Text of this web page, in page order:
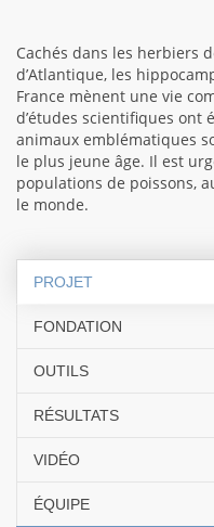
Cachés dans les herbiers
d’Atlantique, les
France mènent une vie
d’études scientifiques ont
animaux emblématiques
le plus jeune âge. Il est
populations de poissons,
le monde.
PROJET
FONDATION
OUTILS
RÉSULTATS
VIDÉO
ÉQUIPE